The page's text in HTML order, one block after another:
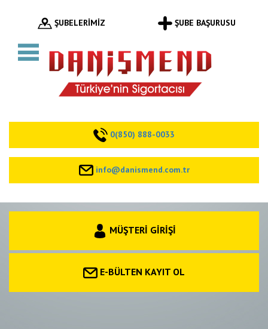
ŞUBELERİMİZ ŞUBE BAŞURUSU
0(850) 888-0033
info@danismend.com.tr
MÜŞTERİ GİRİŞİ
E-BÜLTEN KAYIT OL